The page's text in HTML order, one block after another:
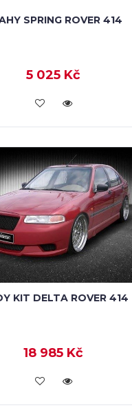
SPRING ROVER 414
5 025 Kč
VLOŽIT DO KOŠÍKU
KIT DELTA ROVER 414
18 985 Kč
VLOŽIT DO KOŠÍKU